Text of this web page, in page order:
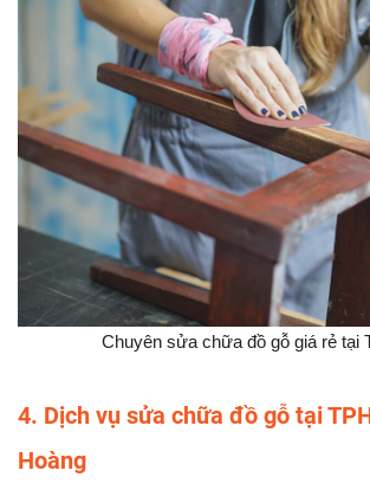
Chuyên sửa chữa đồ gỗ giá rẻ tại
4. Dịch vụ sửa chữa đồ gỗ tại
Hoàng